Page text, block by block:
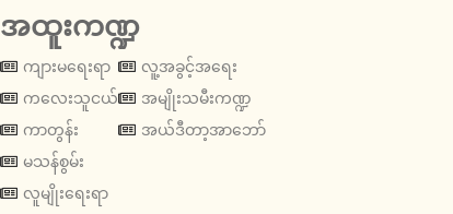
အထူးကဏ္ဍ
ကျားမရေးရာ
ကလေးသူငယ်
ကာတွန်း
မသန်စွမ်း
လူမျိုးရေးရာ
လူ့အခွင့်အရေး
အမျိုးသမီးကဏ္ဍ
အယ်ဒီတာ့အာဘော်